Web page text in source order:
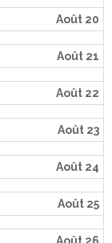
Août 20
Août 21
Août 22
Août 23
Août 24
Août 25